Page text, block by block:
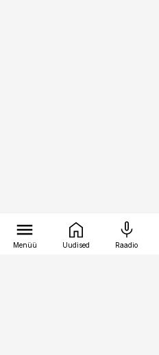
Menüü Uudised Raadio